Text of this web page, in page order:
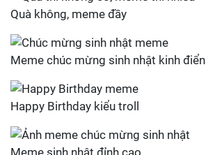
Quà không, meme đầy
Meme chúc mừng sinh nhật kinh điển
Happy Birthday kiểu troll
Meme sinh nhật đỉnh cao